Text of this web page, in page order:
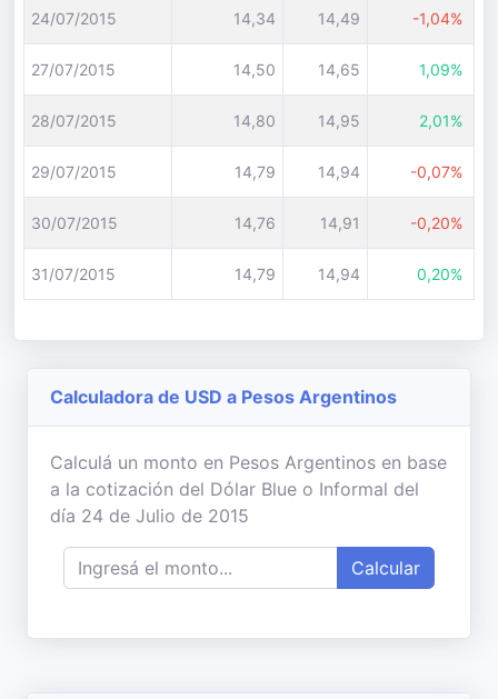
24/07/2015 14,34 14,49 -1,04%
27/07/2015 14,50 14,65 1,09%
28/07/2015 14,80 14,95 2,01%
29/07/2015 14,79 14,94 -0,07%
30/07/2015 14,76 14,91 -0,20%
31/07/2015 14,79 14,94 0,20%
Calculadora de USD a Pesos Argentinos
Calculá un monto en Pesos Argentinos en base
a la cotización del Dólar Blue o Informal del
día 24 de Julio de 2015
Calcular